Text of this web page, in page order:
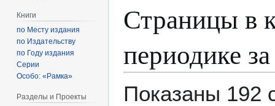
Страницы в
периодике
Показаны 192
Книги
по Месту издания
по Издательству
по Году издания
Серии
Особо: «Рамка»
Разделы и Проекты